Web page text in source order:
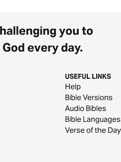
you to
every day.
USEFUL LINKS
Help
Bible Versions
Audio Bibles
Bible Languages
Verse of the Day